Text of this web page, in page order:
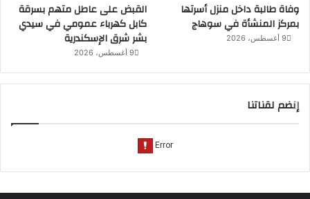
القبض على عاطل متهم بسرقة
كابل كهرباء عمومي في سيدي
بشر شرق الإسكندرية
9 أغسطس، 2026
وفاة طالبة داخل منزل أسرتها
بمركز المنشأة في سوهاج
9 أغسطس، 2026
إنضم لقناتنا